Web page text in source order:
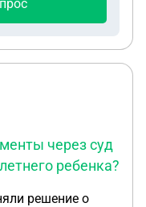
к иску.
через суд
ребенка?
решение о